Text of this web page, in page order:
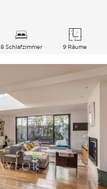
8 Schlafzimmer 9 Räume